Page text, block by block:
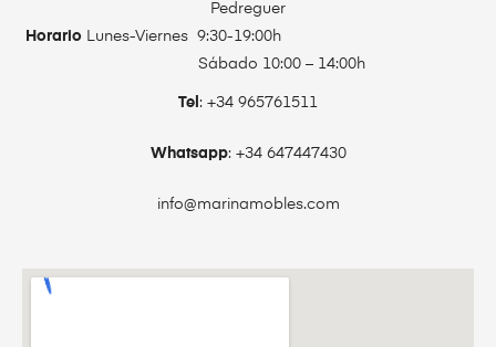
Pedreguer
Horario Lunes-Viernes 9:30-19:00h
Sábado 10:00 – 14:00h
Tel : +34 965761511
Whatsapp: +34 647447430
info@marinamobles.com